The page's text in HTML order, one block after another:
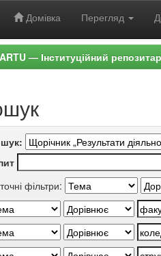
Домівка Перегляд
— Інституційний
фільтри: